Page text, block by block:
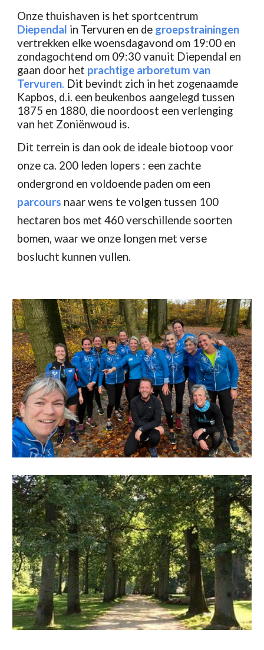
Onze thuishaven is het sportcentrum
Diependal in Tervuren en de groepstrainingen
vertrekken elke woensdagavond om 19:00 en
zondagochtend om 09:30 vanuit Diependal en
gaan door het prachtige arboretum van
Tervuren. Dit bevindt zich in het zogenaamde
Kapbos, d.i. een beukenbos aangelegd tussen
1875 en 1880, die noordoost een verlenging
van het Zoniënwoud is.
Dit terrein is dan ook de ideale biotoop voor
onze ca. 200 leden lopers : een zachte
ondergrond en voldoende paden om een
parcours naar wens te volgen tussen 100
hectaren bos met 460 verschillende soorten
bomen, waar we onze longen met verse
boslucht kunnen vullen.